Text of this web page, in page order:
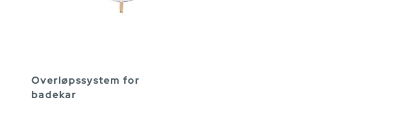
Overløpssystem for
badekar